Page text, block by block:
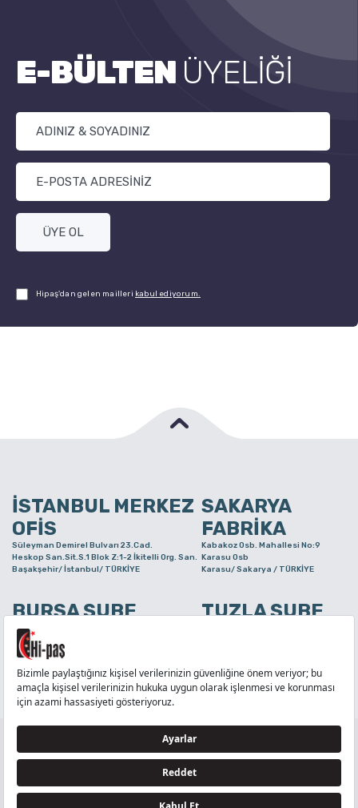
E-BÜLTEN ÜYELİĞİ
ÜYE OL
Hipaş'dan gelen mailleri kabul ediyorum.
İSTANBUL MERKEZ
OFİS
SAKARYA
FABRİKA
Süleyman Demirel Bulvarı 23.Cad.
Heskop San.Sit.S.1 Blok Z:1-2 İkitelli Org. San.
Başakşehir/ İstanbul/ TÜRKİYE
Kabakoz Osb. Mahallesi No:9
Karasu Osb
Karasu/ Sakarya / TÜRKİYE
BURSA ŞUBE TUZLA ŞUBE
Alaaddinbey Mah. Ayfatma Cad. No.11 A/C
Sam.3 Plaza B Blok Nilüfer/ Bursa/ TÜRKİYE
TELEFON :
444 71 36
TÜM HAKLARI Hİ-PAŞ PLASTİK EŞYA TİC. VE SAN. LTD. ŞTİ..’E AİTTİR